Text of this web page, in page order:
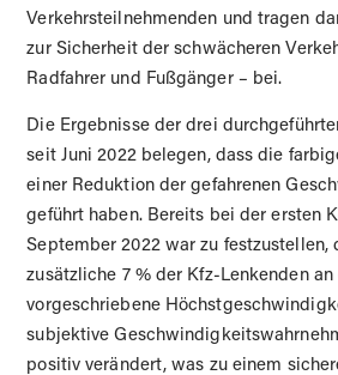
Verkehrsteilnehmenden und tragen
zur Sicherheit der schwächeren
Radfahrer und Fußgänger – bei.
Die Ergebnisse der drei
seit Juni 2022 belegen, dass die
einer Reduktion der gefahrenen
geführt haben. Bereits bei der ersten
September 2022 war zu festzustellen,
zusätzliche 7 % der Kfz-Lenkenden an
vorgeschriebene
subjektive
positiv verändert, was zu einem